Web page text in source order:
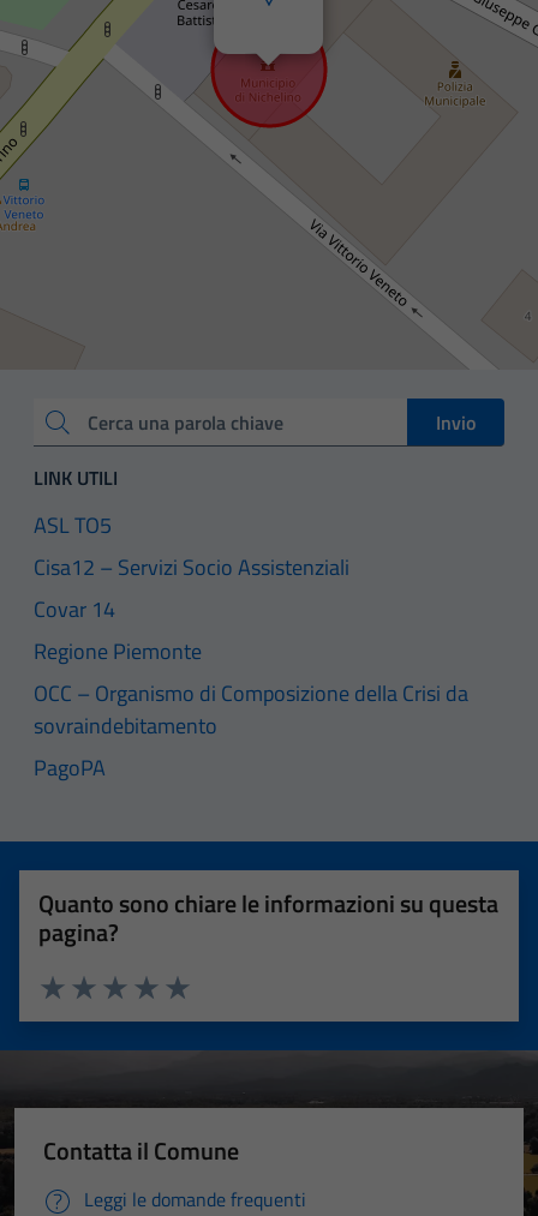
Cerca una parola chiave
Invio
LINK UTILI
ASL TO5
Cisa12 – Servizi Socio Assistenziali
Covar 14
Regione Piemonte
OCC – Organismo di Composizione della Crisi da
sovraindebitamento
PagoPA
Quanto sono chiare le informazioni su questa
pagina?
Valuta 5 stelle su 5
Valuta 4 stelle su 5
Valuta 3 stelle su 5
Valuta 2 stelle su 5
Valuta 1 stelle su 5
Contatta il Comune
Leggi le domande frequenti